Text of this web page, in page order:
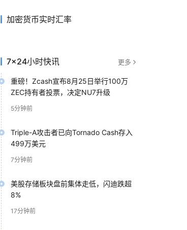
加密货币实时汇率
7×24小时快讯 更多
重磅！Zcash宣布8月25日举行100万
ZEC持有者投票，决定NU7升级
5分钟前
Triple-A攻击者已向Tornado Cash存入
499万美元
7分钟前
美股存储板块盘前集体走低，闪迪跌超
8%
17分钟前